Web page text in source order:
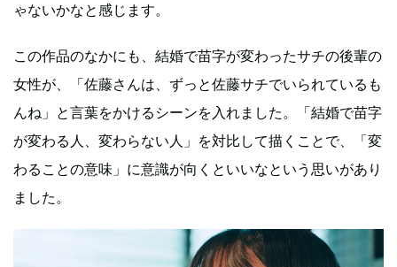
ゃないかなと感じます。
この作品のなかにも、結婚で苗字が変わったサチの後輩の
女性が、「佐藤さんは、ずっと佐藤サチでいられているも
んね」と言葉をかけるシーンを入れました。「結婚で苗字
が変わる人、変わらない人」を対比して描くことで、「変
わることの意味」に意識が向くといいなという思いがあり
ました。